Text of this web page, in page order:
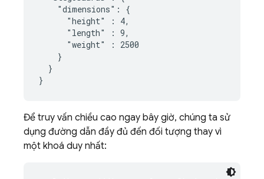
    "dimensions": {
      "height" : 4,
      "length" : 9,
      "weight" : 2500
    }
  }
}
Để truy vấn chiều cao ngay bây giờ, chúng ta sử
dụng đường dẫn đầy đủ đến đối tượng thay vì
một khoá duy nhất: